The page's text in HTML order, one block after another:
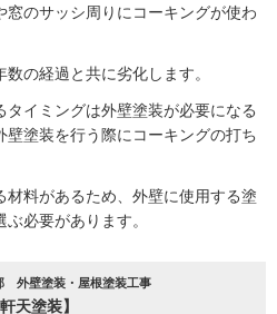
のサッシ周りにコーキングが使わ
の経過と共に劣化します。
イミングは外壁塗装が必要になる
塗装を行う際にコーキングの打ち
材料があるため、外壁に使用する塗
必要があります。
外壁塗装・屋根塗装工事
軒天塗装】